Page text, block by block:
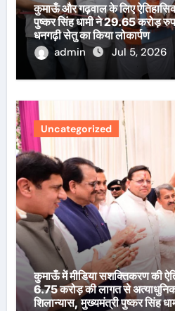
कुमाऊँ और गढ़वाल के लिए
पुष्कर सिंह धामी ने 29.65 करोड़
धनगढ़ी सेतु का किया लोकार्पण
admin
Jul 5, 2026
Uncategorized
कुमाऊँ में मीडिया सशक्तिकरण की
6.75 करोड़ की लागत से अत्याधुनिक
शिलान्यास, मुख्यमंत्री पुष्कर सिंह